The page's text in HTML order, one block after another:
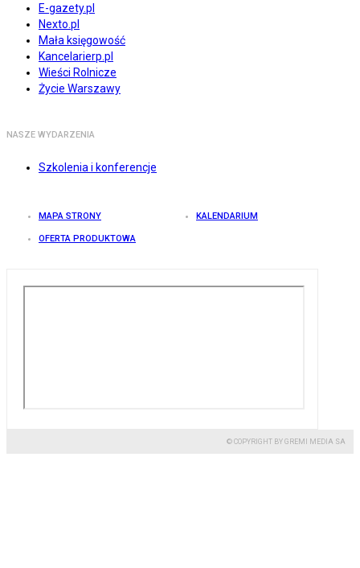
E-gazety.pl
Nexto.pl
Mała księgowość
Kancelarierp.pl
Wieści Rolnicze
Życie Warszawy
NASZE WYDARZENIA
Szkolenia i konferencje
MAPA STRONY KALENDARIUM
OFERTA PRODUKTOWA
© COPYRIGHT BY GREMI MEDIA SA